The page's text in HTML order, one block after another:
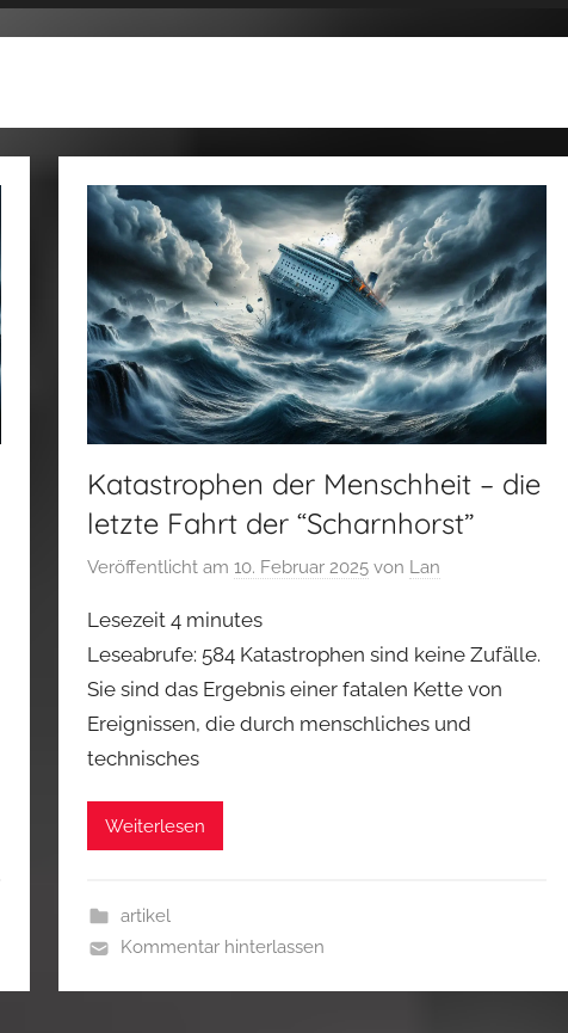
Katastrophen der Menschheit – die
letzte Fahrt der “Scharnhorst”
Veröffentlicht am10. Februar 2025 von Lan
Lesezeit 4 minutes
Leseabrufe: 584 Katastrophen sind keine Zufälle.
Sie sind das Ergebnis einer fatalen Kette von
Ereignissen, die durch menschliches und
technisches
Weiterlesen
artikel
Kommentar hinterlassen